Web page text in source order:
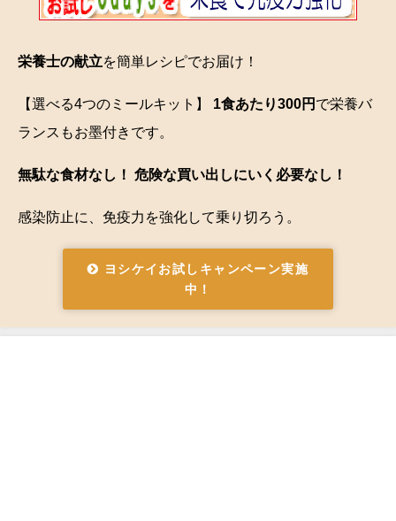
栄養士の献立を簡単レシピでお届け！
【選べる4つのミールキット】 1食あたり300円 で栄養バ
ランスもお墨付きです。
無駄な食材なし！ 危険な買い出しにいく必要なし！
感染防止に、免疫力を強化して乗り切ろう。
ヨシケイお試しキャンペーン実施
中！